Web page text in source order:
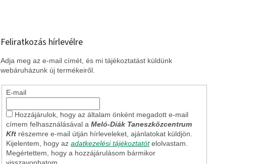
Feliratkozás hírlevélre
Adja meg az e-mail címét, és mi tájékoztatást küldünk
webáruházunk új termékeiről.
E-mail
Hozzájárulok, hogy az általam önként megadott e-mail
címem felhasználásával aMeló-Diák Taneszközcentrum
Kft részemre e-mail útján hírleveleket, ajánlatokat küldjön.
Kijelentem, hogy azadatkezelési tájékoztatót elolvastam.
Megértettem, hogy a hozzájárulásom bármikor